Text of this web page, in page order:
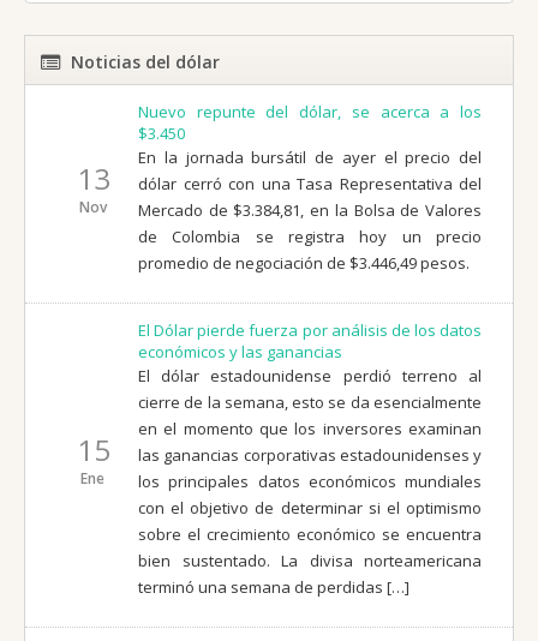
Noticias del dólar
13
Nov
Nuevo repunte del dólar, se acerca a los
$3.450
En la jornada bursátil de ayer el precio del
dólar cerró con una Tasa Representativa del
Mercado de $3.384,81, en la Bolsa de Valores
de Colombia se registra hoy un precio
promedio de negociación de $3.446,49 pesos.
15
Ene
El Dólar pierde fuerza por análisis de los datos
económicos y las ganancias
El dólar estadounidense perdió terreno al
cierre de la semana, esto se da esencialmente
en el momento que los inversores examinan
las ganancias corporativas estadounidenses y
los principales datos económicos mundiales
con el objetivo de determinar si el optimismo
sobre el crecimiento económico se encuentra
bien sustentado. La divisa norteamericana
terminó una semana de perdidas […]